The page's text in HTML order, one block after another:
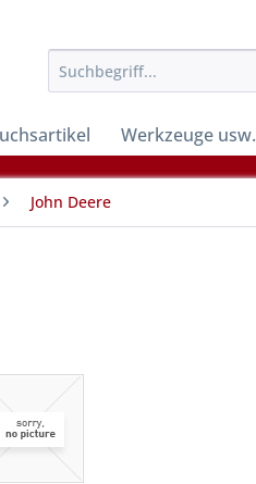
Werkzeuge usw.
John Deere